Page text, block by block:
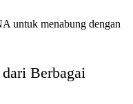
untuk menabung dengan
Berbagai